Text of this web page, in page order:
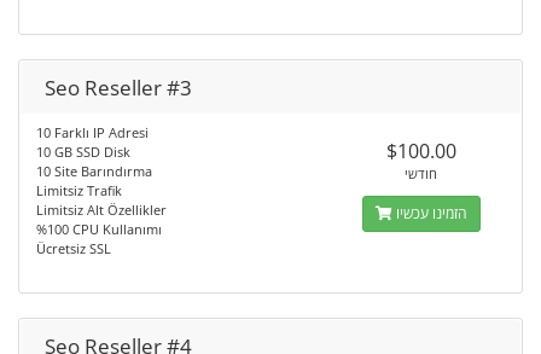
Seo Reseller #3
10 Farklı IP Adresi
10 GB SSD Disk
10 Site Barındırma
Limitsiz Trafik
Limitsiz Alt Özellikler
%100 CPU Kullanımı
Ücretsiz SSL
$100.00
חודשי
הזמינו עכשיו
Seo Reseller #4